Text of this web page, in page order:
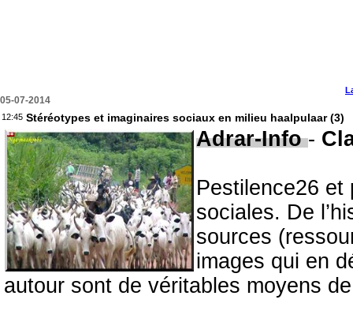
05-07-2014
12:45 Stéréotypes et imaginaires sociaux en milieu haalpulaar (3)
Adrar-Info-
Pestilence26 et
sociales. De
sources
images qui en
autour sont de véritables moyens